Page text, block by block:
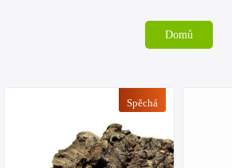
Domů
Spěchá